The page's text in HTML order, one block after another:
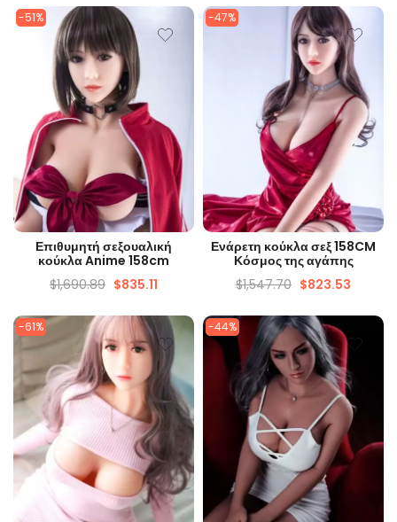
-51%
ΓΡΉΓΟΡΗ ΜΑΤΙΆ
Επιθυμητή σεξουαλική
κούκλα Anime 158cm
$1,690.89 $835.11
-47%
ΓΡΉΓΟΡΗ ΜΑΤΙΆ
Ενάρετη κούκλα σεξ 158CM
Κόσμος της αγάπης
$1,547.70 $823.53
-61% -44%